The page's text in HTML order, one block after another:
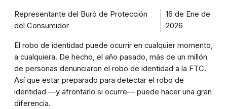
Representante del Buró de Protección
del Consumidor
16 de Ene de
2026
El robo de identidad puede ocurrir en cualquier momento,
a cualquiera. De hecho, el año pasado, más de un millón
de personas denunciaron el robo de identidad a la FTC.
Así que estar preparado para detectar el robo de
identidad —y afrontarlo si ocurre— puede hacer una gran
diferencia.